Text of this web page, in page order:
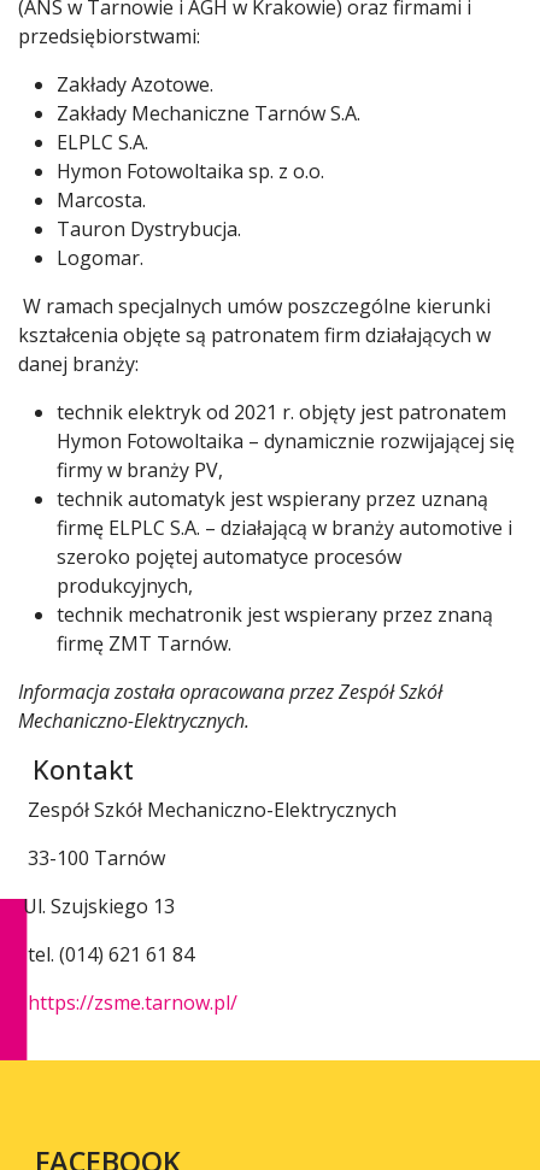
(ANS w Tarnowie i AGH w Krakowie) oraz firmami i
przedsiębiorstwami:
Zakłady Azotowe.
Zakłady Mechaniczne Tarnów S.A.
ELPLC S.A.
Hymon Fotowoltaika sp. z o.o.
Marcosta.
Tauron Dystrybucja.
Logomar.
W ramach specjalnych umów poszczególne kierunki
kształcenia objęte są patronatem firm działających w
danej branży:
technik elektryk od 2021 r. objęty jest patronatem
Hymon Fotowoltaika – dynamicznie rozwijającej się
firmy w branży PV,
technik automatyk jest wspierany przez uznaną
firmę ELPLC S.A. – działającą w branży automotive i
szeroko pojętej automatyce procesów
produkcyjnych,
technik mechatronik jest wspierany przez znaną
firmę ZMT Tarnów.
Informacja została opracowana przez Zespół Szkół
Mechaniczno-Elektrycznych.
Kontakt
Zespół Szkół Mechaniczno-Elektrycznych
33-100 Tarnów
Ul. Szujskiego 13
tel. (014) 621 61 84
https://zsme.tarnow.pl/
FACEBOOK